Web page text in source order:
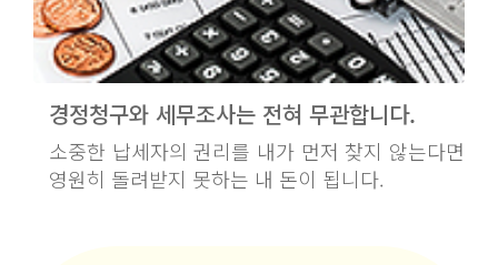
경정청구와 세무조사는 전혀 무관합니다.
소중한 납세자의 권리를 내가 먼저 찾지 않는다면
영원히 돌려받지 못하는 내 돈이 됩니다.